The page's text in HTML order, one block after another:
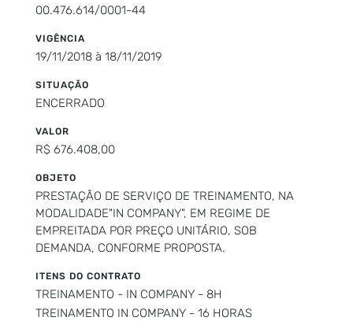
00.476.614/0001-44
VIGÊNCIA
19/11/2018 à 18/11/2019
SITUAÇÃO
ENCERRADO
VALOR
R$ 676.408,00
OBJETO
PRESTAÇÃO DE SERVIÇO DE TREINAMENTO, NA
MODALIDADE"IN COMPANY", EM REGIME DE
EMPREITADA POR PREÇO UNITÁRIO, SOB
DEMANDA, CONFORME PROPOSTA.
ITENS DO CONTRATO
TREINAMENTO - IN COMPANY - 8H
TREINAMENTO IN COMPANY - 16 HORAS